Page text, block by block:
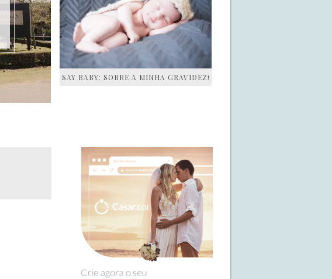
SAY BABY: SOBRE A MINHA GRAVIDEZ!
SIDEBAR